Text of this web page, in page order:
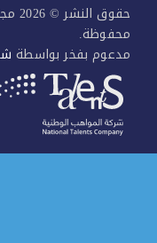
حقوق النشر ©
بفخر بواسطةشركة